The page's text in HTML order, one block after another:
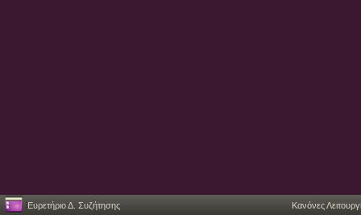
Ευρετήριο Δ. Συζήτησης Κανόνες